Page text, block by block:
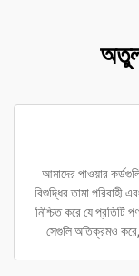
আমাদের পাওয়ার
বিশুদ্ধির তামা
নিশ্চিত করে যে প্রতিটি
সেগুলি অতিক্রমও